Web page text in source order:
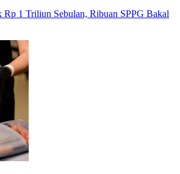
1 Triliun Sebulan, Ribuan SPPG Bakal